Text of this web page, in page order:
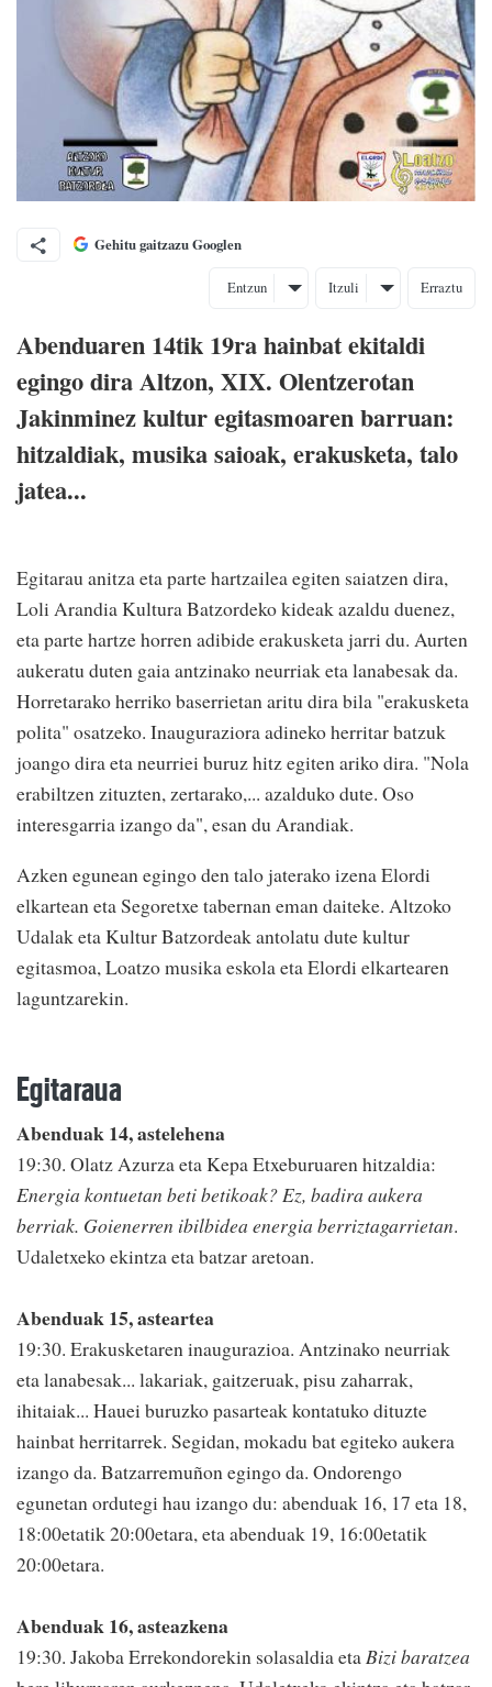
Gehitu gaitzazu Googlen
Entzun Itzuli Erraztu
Abenduaren 14tik 19ra hainbat ekitaldi
egingo dira Altzon, XIX. Olentzerotan
Jakinminez kultur egitasmoaren barruan:
hitzaldiak, musika saioak, erakusketa, talo
jatea...
Egitarau anitza eta parte hartzailea egiten saiatzen dira,
Loli Arandia Kultura Batzordeko kideak azaldu duenez,
eta parte hartze horren adibide erakusketa jarri du. Aurten
aukeratu duten gaia antzinako neurriak eta lanabesak da.
Horretarako herriko baserrietan aritu dira bila "erakusketa
polita" osatzeko. Inauguraziora adineko herritar batzuk
joango dira eta neurriei buruz hitz egiten ariko dira. "Nola
erabiltzen zituzten, zertarako,... azalduko dute. Oso
interesgarria izango da", esan du Arandiak.
Azken egunean egingo den talo jaterako izena Elordi
elkartean eta Segoretxe tabernan eman daiteke. Altzoko
Udalak eta Kultur Batzordeak antolatu dute kultur
egitasmoa, Loatzo musika eskola eta Elordi elkartearen
laguntzarekin.
Egitaraua
Abenduak 14, astelehena
19:30. Olatz Azurza eta Kepa Etxeburuaren hitzaldia:
Energia kontuetan beti betikoak? Ez, badira aukera
berriak. Goienerren ibilbidea energia berriztagarrietan.
Udaletxeko ekintza eta batzar aretoan.
Abenduak 15, asteartea
19:30. Erakusketaren inaugurazioa. Antzinako neurriak
eta lanabesak... lakariak, gaitzeruak, pisu zaharrak,
ihitaiak... Hauei buruzko pasarteak kontatuko dituzte
hainbat herritarrek. Segidan, mokadu bat egiteko aukera
izango da. Batzarremuñon egingo da. Ondorengo
egunetan ordutegi hau izango du: abenduak 16, 17 eta 18,
18:00etatik 20:00etara, eta abenduak 19, 16:00etatik
20:00etara.
Abenduak 16, asteazkena
19:30. Jakoba Errekondorekin solasaldia etaBizi baratzea